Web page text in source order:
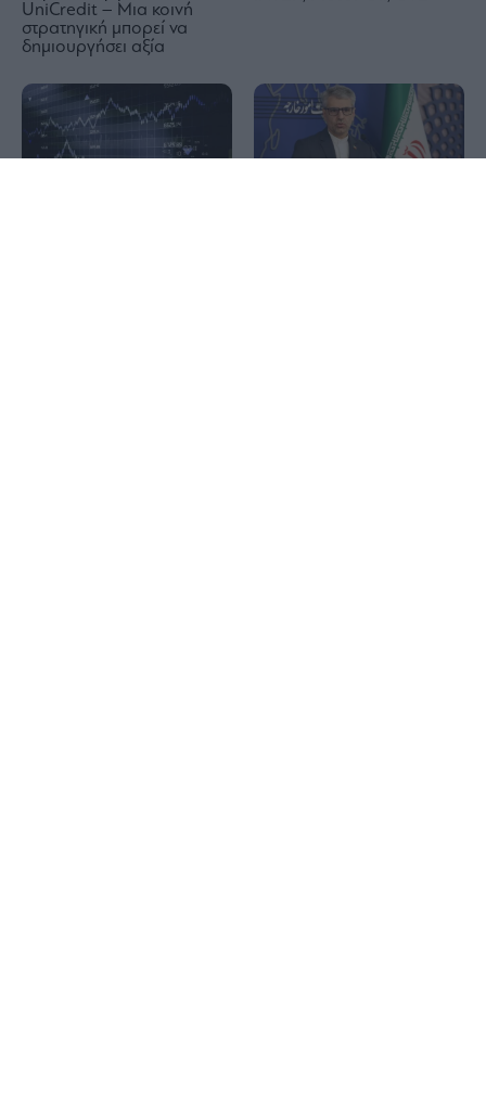
UniCredit – Μια κοινή
στρατηγική μπορεί να
δημιουργήσει αξία